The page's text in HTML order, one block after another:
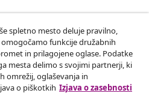
kupcem, ki prejemajo
ponudbe in novosti od
spletno mesto deluje pravilno,
funkcije družabnih
in prilagojene oglase. Podatke
mesta delimo s svojimi partnerji, ki
omrežij, oglaševanja in
o piškotkih Izjava o zasebnosti